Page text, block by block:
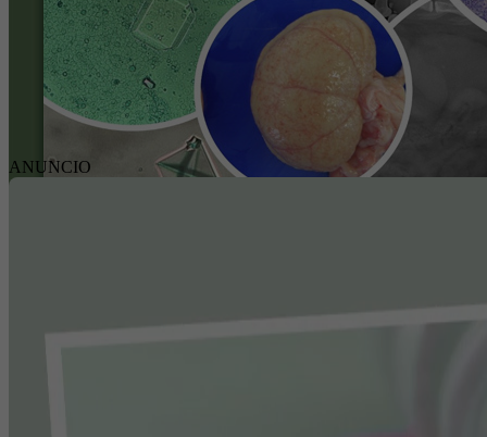
ANUNCIO